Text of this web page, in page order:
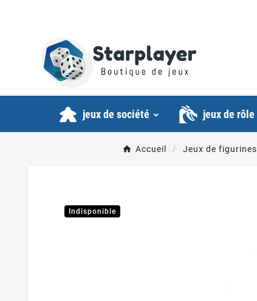
jeux de société jeux de rôle
Accueil Jeux de figurines
Indisponible